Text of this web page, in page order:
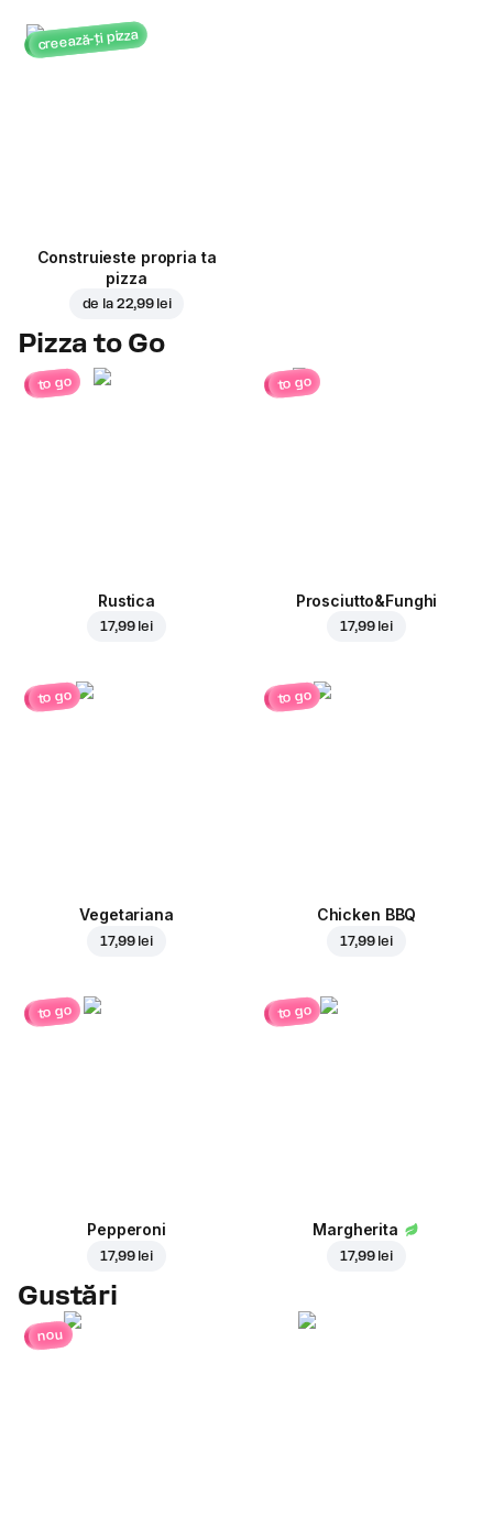
creează-ți pizza
Construieste propria ta
pizza
de la 22,99 lei
Pizza to Go
to go
Rustica
17,99 lei
to go
Prosciutto&Funghi
17,99 lei
to go
Vegetariana
17,99 lei
to go
Chicken BBQ
17,99 lei
to go
Pepperoni
17,99 lei
to go
Margherita
17,99 lei
Gustări
nou